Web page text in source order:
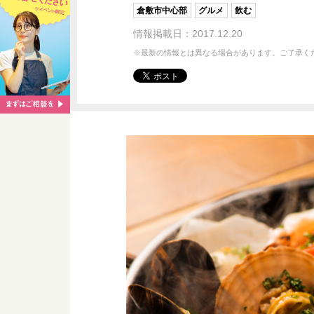
倉敷市中心部 グルメ 飲む
情報掲載日：2017.12.20
※最新の情報とは異なる場合があります。ご了承く